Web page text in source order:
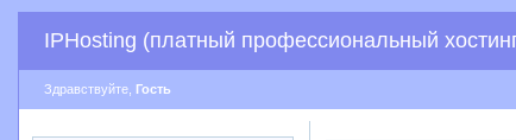
IPHosting (платный профессиональный
Здравствуйте, Гость